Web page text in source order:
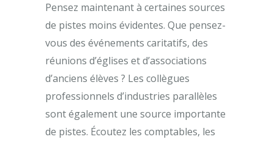
Pensez maintenant à certaines sources
de pistes moins évidentes. Que pensez-
vous des événements caritatifs, des
réunions d’églises et d’associations
d’anciens élèves ? Les collègues
professionnels d’industries parallèles
sont également une source importante
de pistes. Écoutez les comptables, les